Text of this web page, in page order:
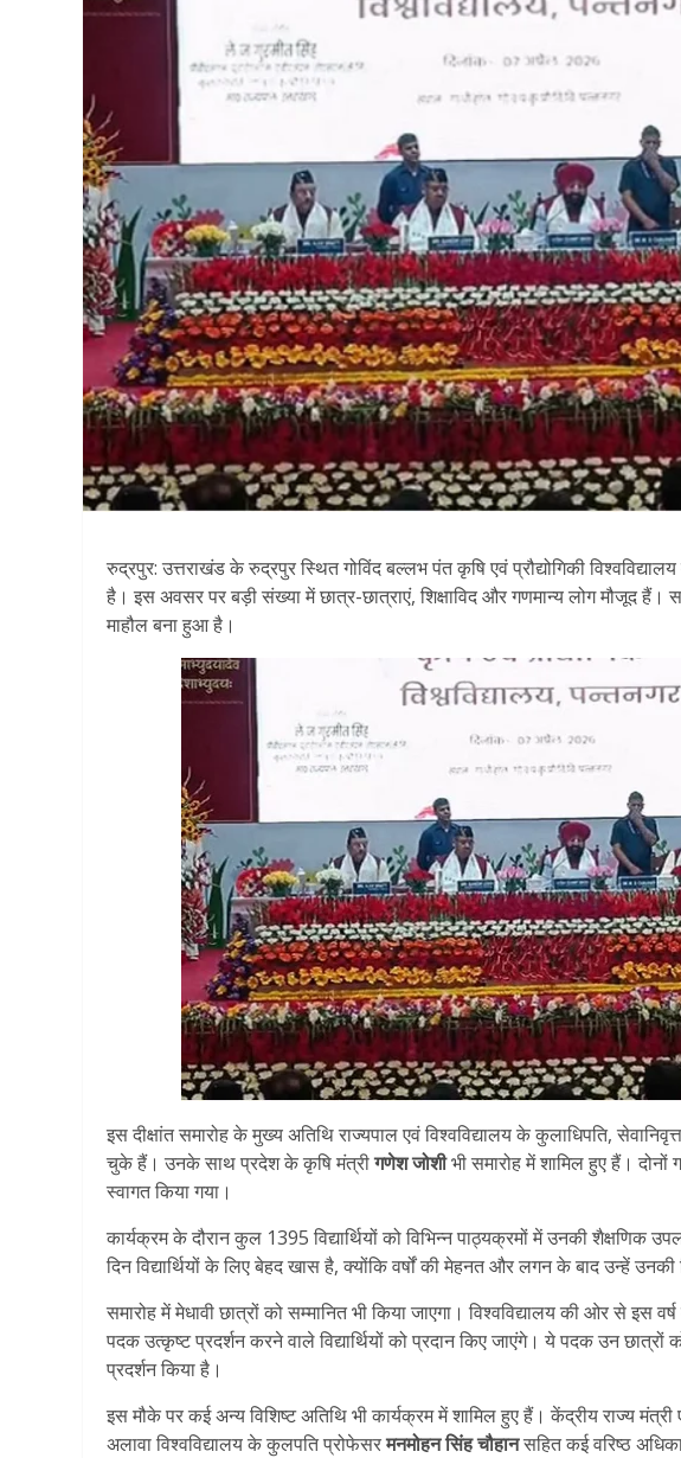
रुद्रपुर: उत्तराखंड के रुद्रपुर स्थित गोविंद बल्लभ पंत कृषि एवं प्रौद्योगिकी
है। इस अवसर पर बड़ी संख्या में छात्र-छात्राएं, शिक्षाविद और गणमान्य लोग मौजूद
माहौल बना हुआ है।
इस दीक्षांत समारोह के मुख्य अतिथि राज्यपाल एवं विश्वविद्यालय के कुलाधिपति,
चुके हैं। उनके साथ प्रदेश के कृषि मंत्रीगणेश जोशीभी समारोह में शामिल हुए हैं। दोनों
स्वागत किया गया।
कार्यक्रम के दौरान कुल 1395 विद्यार्थियों को विभिन्न पाठ्यक्रमों में उनकी शैक्षणिक
दिन विद्यार्थियों के लिए बेहद खास है, क्योंकि वर्षों की मेहनत और लगन के बाद उन्हें उनकी
समारोह में मेधावी छात्रों को सम्मानित भी किया जाएगा। विश्वविद्यालय की ओर से
पदक उत्कृष्ट प्रदर्शन करने वाले विद्यार्थियों को प्रदान किए जाएंगे। ये पदक उन छात्रों
प्रदर्शन किया है।
इस मौके पर कई अन्य विशिष्ट अतिथि भी कार्यक्रम में शामिल हुए हैं। केंद्रीय राज्य
अलावा विश्वविद्यालय के कुलपति प्रोफेसरमनमोहन सिंह चौहानसहित कई वरिष्ठ